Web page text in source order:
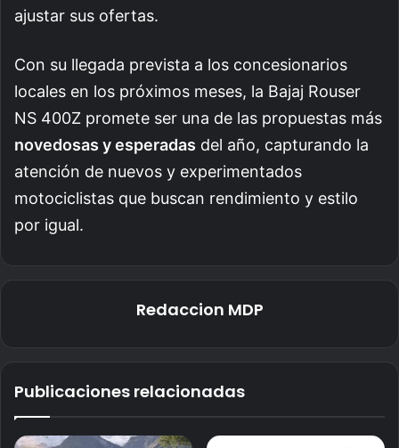
ajustar sus ofertas.
Con su llegada prevista a los concesionarios
locales en los próximos meses, la Bajaj Rouser
NS 400Z promete ser una de las propuestas más
novedosas y esperadas del año, capturando la
atención de nuevos y experimentados
motociclistas que buscan rendimiento y estilo
por igual.
Redaccion MDP
Publicaciones relacionadas